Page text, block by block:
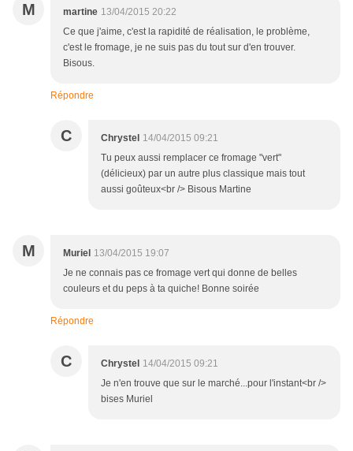
M martine 13/04/2015 20:22
Ce que j'aime, c'est la rapidité de réalisation, le problème,
c'est le fromage, je ne suis pas du tout sur d'en trouver.
Bisous.
Répondre
C Chrystel 14/04/2015 09:21
Tu peux aussi remplacer ce fromage "vert"
(délicieux) par un autre plus classique mais tout
aussi goûteux<br /> Bisous Martine
M Muriel 13/04/2015 19:07
Je ne connais pas ce fromage vert qui donne de belles
couleurs et du peps à ta quiche! Bonne soirée
Répondre
C Chrystel 14/04/2015 09:21
Je n'en trouve que sur le marché...pour l'instant<br />
bises Muriel